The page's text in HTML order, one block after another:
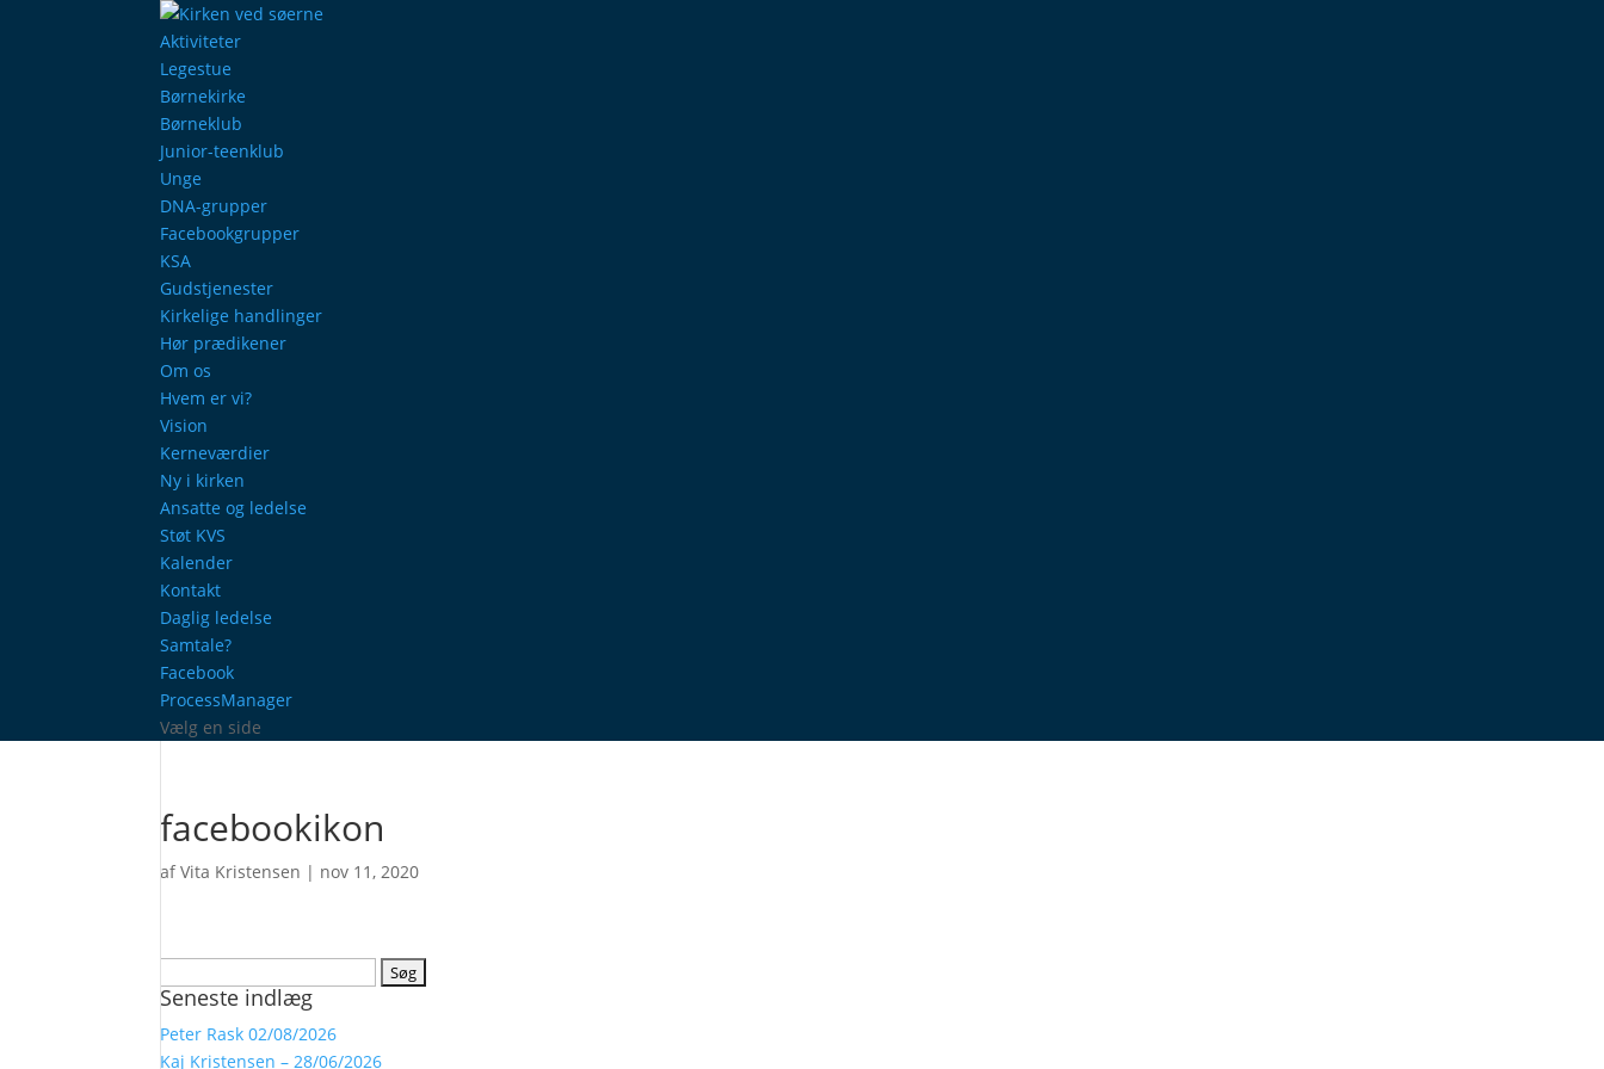
Aktiviteter
Legestue
Børnekirke
Børneklub
Junior-teenklub
Unge
DNA-grupper
Facebookgrupper
KSA
Gudstjenester
Kirkelige handlinger
Hør prædikener
Om os
Hvem er vi?
Vision
Kerneværdier
Ny i kirken
Ansatte og ledelse
Støt KVS
Kalender
Kontakt
Daglig ledelse
Samtale?
Facebook
ProcessManager
Vælg en side
facebookikon
afVita Kristensen | nov 11, 2020
efter:
Seneste indlæg
Peter Rask 02/08/2026
Kaj Kristensen – 28/06/2026